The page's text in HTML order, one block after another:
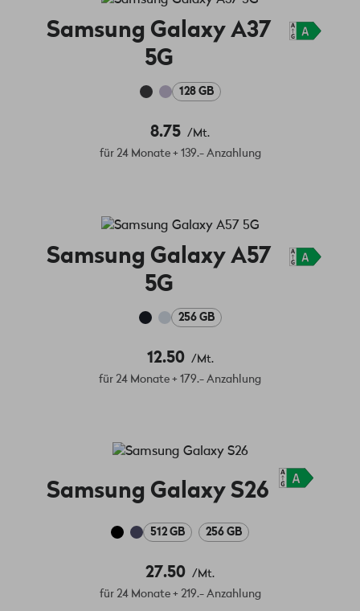
Samsung Galaxy A37
5G
128 GB
8.75 /Mt.
für 24 Monate + 139.- Anzahlung
Samsung Galaxy A57
5G
256 GB
12.50
/Mt.
für 24 Monate + 179.- Anzahlung
Samsung Galaxy S26
512 GB 256 GB
27.50 /Mt.
für 24 Monate + 219.- Anzahlung